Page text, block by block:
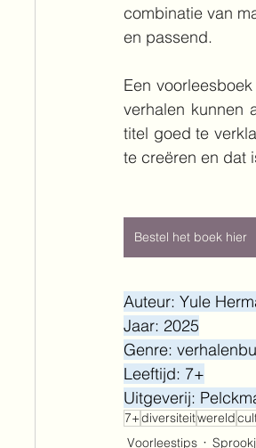
combinatie van
en passend.
Een
verhalen kunnen
titel goed te
te creëren en dat
Bestel het boek hier
Auteur: Yule
Jaar: 2025
Genre:
Leeftijd: 7+
Uitgeverij:
7+diversiteitwereld
Voorleestips